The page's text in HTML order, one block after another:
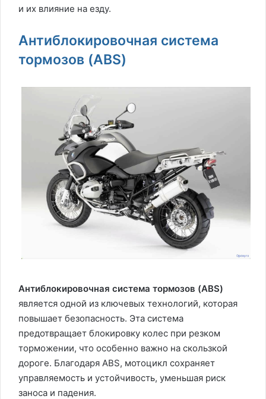
и их влияние на езду.
Антиблокировочная система
тормозов (ABS)
Антиблокировочная система тормозов (ABS)
является одной из ключевых технологий, которая
повышает безопасность. Эта система
предотвращает блокировку колес при резком
торможении, что особенно важно на скользкой
дороге. Благодаря ABS, мотоцикл сохраняет
управляемость и устойчивость, уменьшая риск
заноса и падения.